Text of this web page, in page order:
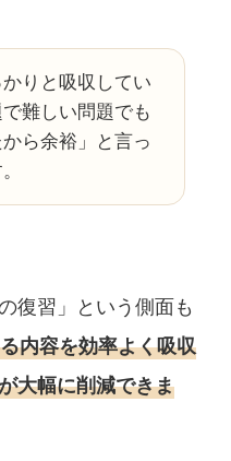
りと吸収してい
難しい問題でも
から余裕」と言っ
復習」という側面も
内容を効率よく吸収
大幅に削減できま